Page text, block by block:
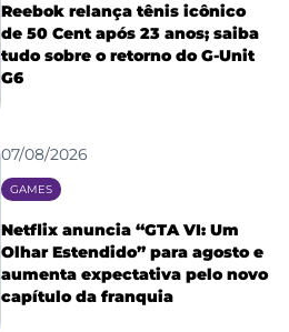
Reebok relança tênis icônico
de 50 Cent após 23 anos; saiba
tudo sobre o retorno do G-Unit
G6
07/08/2026
GAMES
Netflix anuncia “GTA VI: Um
Olhar Estendido” para agosto e
aumenta expectativa pelo novo
capítulo da franquia